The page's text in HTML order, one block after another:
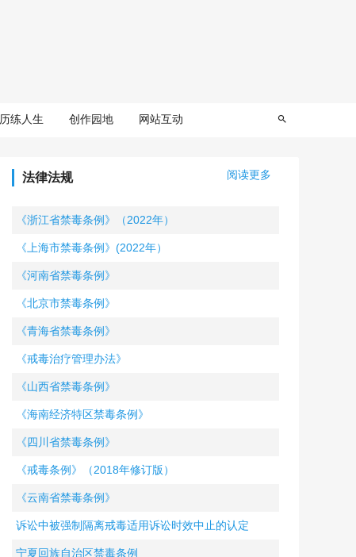
历练人生 创作园地 网站互动
法律法规 阅读更多
《浙江省禁毒条例》（2022年）
《上海市禁毒条例》(2022年）
《河南省禁毒条例》
《北京市禁毒条例》
《青海省禁毒条例》
《戒毒治疗管理办法》
《山西省禁毒条例》
《海南经济特区禁毒条例》
《四川省禁毒条例》
《戒毒条例》（2018年修订版）
《云南省禁毒条例》
诉讼中被强制隔离戒毒适用诉讼时效中止的认定
宁夏回族自治区禁毒条例